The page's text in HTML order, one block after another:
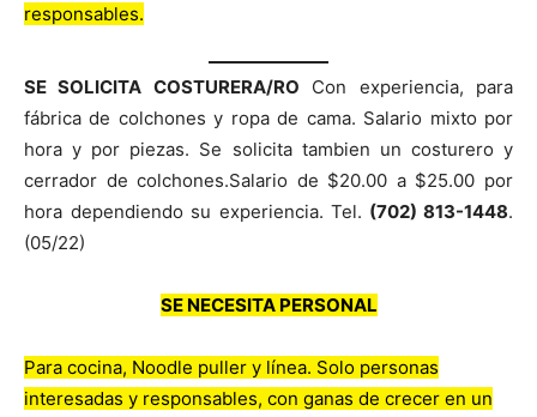
responsables.
SE SOLICITA COSTURERA/RO Con experiencia, para
fábrica de colchones y ropa de cama. Salario mixto por
hora y por piezas. Se solicita tambien un costurero y
cerrador de colchones.Salario de $20.00 a $25.00 por
hora dependiendo su experiencia. Tel. (702) 813-1448.
(05/22)
SE NECESITA PERSONAL
Para cocina, Noodle puller y línea. Solo personas
interesadas y responsables, con ganas de crecer en un